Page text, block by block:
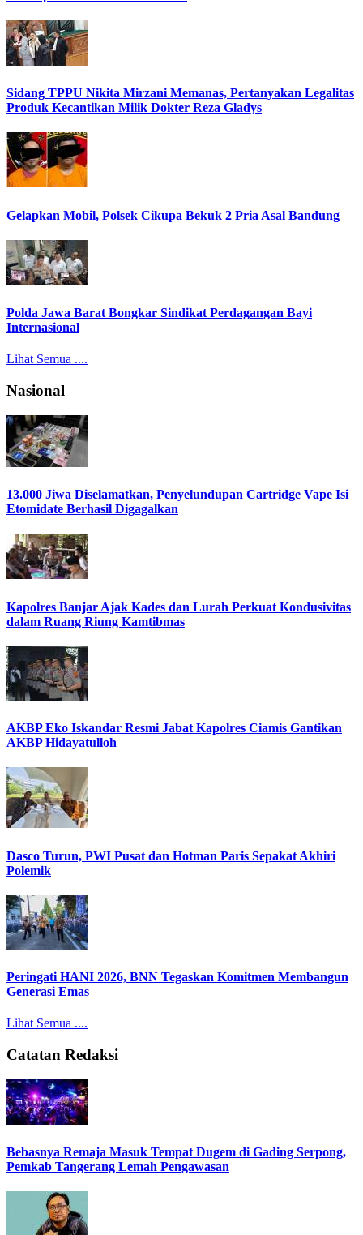
Sidang TPPU Nikita Mirzani Memanas, Pertanyakan Legalitas
Produk Kecantikan Milik Dokter Reza Gladys
Gelapkan Mobil, Polsek Cikupa Bekuk 2 Pria Asal Bandung
Polda Jawa Barat Bongkar Sindikat Perdagangan Bayi
Internasional
Lihat Semua ....
Nasional
13.000 Jiwa Diselamatkan, Penyelundupan Cartridge Vape Isi
Etomidate Berhasil Digagalkan
Kapolres Banjar Ajak Kades dan Lurah Perkuat Kondusivitas
dalam Ruang Riung Kamtibmas
AKBP Eko Iskandar Resmi Jabat Kapolres Ciamis Gantikan
AKBP Hidayatulloh
Dasco Turun, PWI Pusat dan Hotman Paris Sepakat Akhiri
Polemik
Peringati HANI 2026, BNN Tegaskan Komitmen Membangun
Generasi Emas
Lihat Semua ....
Catatan Redaksi
Bebasnya Remaja Masuk Tempat Dugem di Gading Serpong,
Pemkab Tangerang Lemah Pengawasan